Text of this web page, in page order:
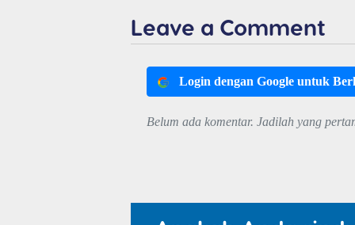
Leave a Comment
Login dengan Google untuk
Belum ada komentar. Jadilah yang